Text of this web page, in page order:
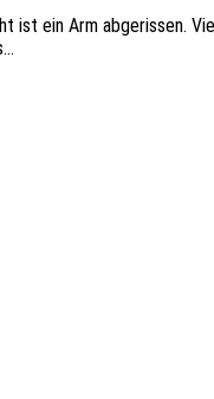
ein Arm abge­ris­sen.